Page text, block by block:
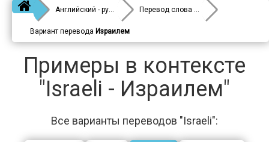
Английский - русский Перевод слова
Israeli
Вариант перевода Израилем
Примеры в контексте
"Israeli - Израилем"
Все варианты переводов "Israeli":